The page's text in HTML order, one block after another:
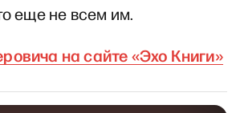
еще не всем им.
на сайте «Эхо Книги»